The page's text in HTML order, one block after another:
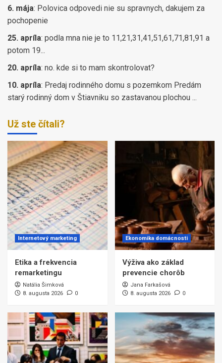
6. mája: Polovica odpovedi nie su spravnych, dakujem za
pochopenie
25. apríla: podla mna nie je to 11,21,31,41,51,61,71,81,91 a
potom 19...
20. apríla: no. kde si to mam skontrolovat?
10. apríla: Predaj rodinného domu s pozemkom Predám
starý rodinný dom v Štiavniku so zastavanou plochou ...
Už ste čítali?
Internetový marketing
Etika a frekvencia
remarketingu
Natália Šimková
8. augusta 2026
0
Ekonomika domácnosti
Výživa ako základ
prevencie chorôb
Jana Farkašová
8. augusta 2026
0